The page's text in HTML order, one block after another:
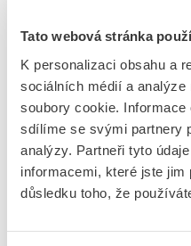
Tato webová stránka
K personalizaci obsahu a
sociálních médií a
soubory cookie.
sdílíme se svými partnery
analýzy. Partneři tyto
informacemi, které jste
důsledku toho, že
zásob dárků.
Nárok na poukázku
listem.
Dárková poukázka
30.06.2027.
Dárková poukázka
nákupu na našich